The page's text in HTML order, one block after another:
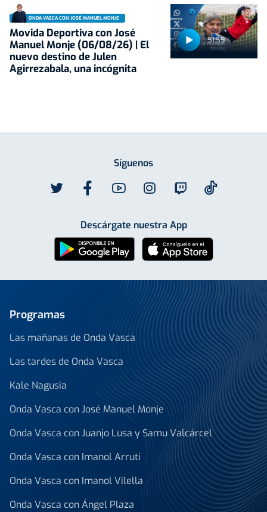
51:59
ONDA VASCA CON JOSÉ MANUEL MONJE
Movida Deportiva con José
Manuel Monje (06/08/26) | El
nuevo destino de Julen
Agirrezabala, una incógnita
Síguenos
Descárgate nuestra App
Programas
Las mañanas de Onda Vasca
Las tardes de Onda Vasca
Kale Nagusia
Onda Vasca con José Manuel Monje
Onda Vasca con Juanjo Lusa y Samu Valcárcel
Onda Vasca con Imanol Arruti
Onda Vasca con Imanol Vilella
Onda Vasca con Ángel Plaza